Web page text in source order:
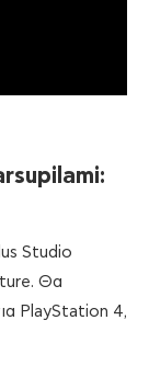
Studio
Θα
PlayStation 4,